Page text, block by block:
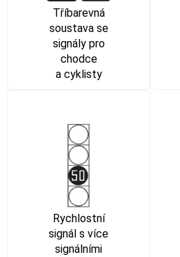
Tříbarevná
soustava se
signály pro
chodce
a cyklisty
Rychlostní
signál s více
signálními